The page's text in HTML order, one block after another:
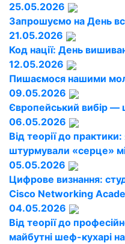
25.05.2026
Запрошуємо на День
21.05.2026
Код нації: День
12.05.2026
Пишаємося нашими
09.05.2026
Європейський вибір —
06.05.2026
Від теорії до
штурмували «серце»
05.05.2026
Цифрове визнання:
Cisco Networking
04.05.2026
Від теорії до
майбутні шеф-кухарі